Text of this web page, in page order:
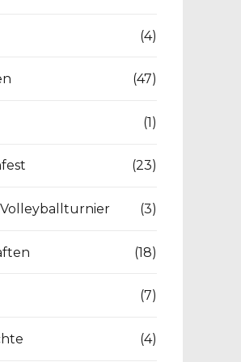
(4)
(47)
(1)
(23)
(3)
(18)
(7)
(4)